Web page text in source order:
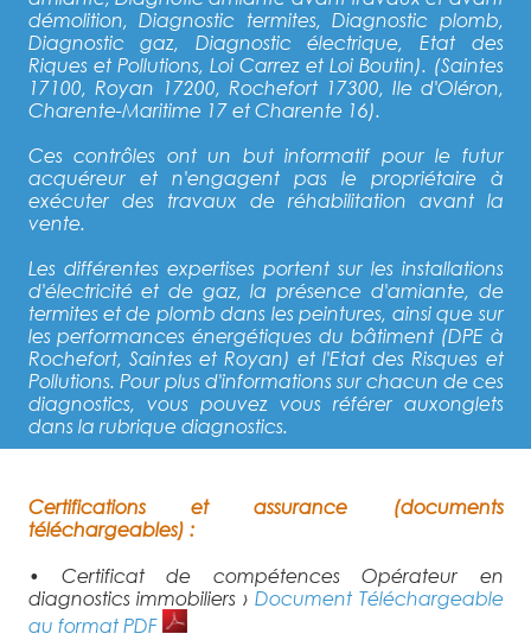
démolition, Diagnostic termites, Diagnostic plomb,
Diagnostic gaz, Diagnostic électrique, Etat des
Riques et Pollutions, Loi Carrez et Loi Boutin). (Saintes
17100, Royan 17200, Rochefort 17300, Ile d'Oléron,
Charente-Maritime 17 et Charente 16).
Ces contrôles ont un but informatif pour le futur
acquéreur et n'engagent pas le propriétaire à
exécuter des travaux de réhabilitation avant la
vente.
Les différentes expertises portent sur les installations
d'électricité et de gaz, la présence d'amiante, de
termites et de plomb dans les peintures, ainsi que sur
les performances énergétiques du bâtiment (DPE à
Rochefort, Saintes et Royan) et l'Etat des Risques et
Pollutions. Pour plus d'informations sur chacun de ces
diagnostics, vous pouvez vous référer auxonglets
dans la rubrique diagnostics.
Certifications et assurance (documents
téléchargeables) :
• Certificat de compétences Opérateur en
diagnostics immobiliers › Document Téléchargeable
au format PDF